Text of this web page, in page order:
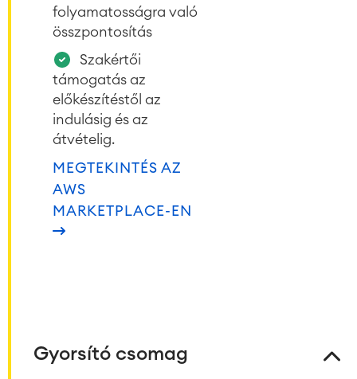
folyamatosságra való
összpontosítás
Szakértői
támogatás az
előkészítéstől az
indulásig és az
átvételig.
MEGTEKINTÉS AZ
AWS
MARKETPLACE-EN
Gyorsító csomag